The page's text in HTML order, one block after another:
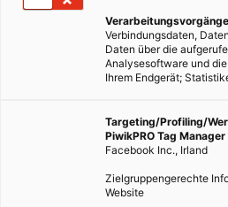
Verbindungsdaten,
Daten über die
Analysesoftware und
Ihrem Endgerät;
Targeting/Profiling/
PiwikPRO Tag Manager
Facebook Inc., Irland
Zielgruppengerechte
Website